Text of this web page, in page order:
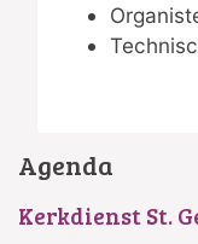
Agenda
Kerkdienst St.